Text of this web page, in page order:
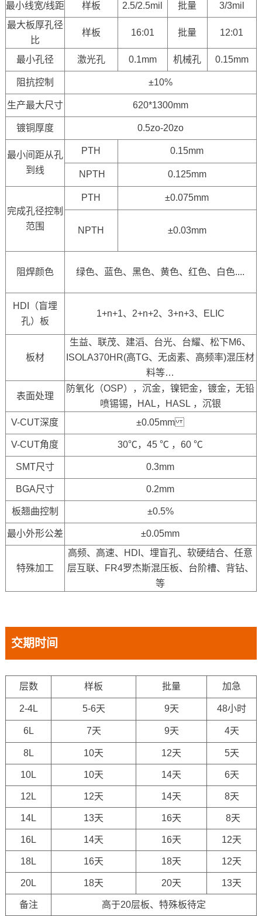
最小线宽/线距
样板 2.5/2.5mil 批量
3/3mil
最大板厚孔径
比
样板 16:01 批量 12:01
最小孔径 激光孔 0.1mm 机械孔 0.15mm
阻抗控制 ±10%
生产最大尺寸 620*1300mm
镀铜厚度 0.5zo-20zo
最小间距从孔
到线
PTH 0.15mm
NPTH 0.125mm
完成孔径控制
范围
PTH ±0.075mm
NPTH ±0.03mm
阻焊颜色 绿色、蓝色、黑色、黄色、红色、白色....
HDI（盲埋
孔）板
1+n+1、2+n+2、3+n+3、ELIC
板材
生益、联茂、建滔、台光、台耀、松下M6、
ISOLA370HR(高TG、无卤素、高频率)混压材
料等…
表面处理
防氧化（OSP），沉金，镍钯金，镀金，无铅
喷锡锡，HAL，HASL ，沉银
V-CUT深度
±0.05mm
V-CUT角度 30℃，45 ℃ ，60 ℃
SMT尺寸 0.3mm
BGA尺寸 0.2mm
板翘曲控制 ±0.5%
最小外形公差 ±0.05mm
特殊加工
高频、高速、HDI、埋盲孔、软硬结合、任意
层互联、FR4罗杰斯混压板、台阶槽、背钻、
等
交期时间
层数 样板 批量 加急
2-4L 5-6天 9天 48小时
6L 7天 9天 4天
8L 10天 12天 5天
10L 10天 14天 6天
12L 12天 14天 8天
14L 13天 16天 8天
16L 14天 16天 12天
18L 16天 18天 12天
20L 18天 20天 13天
备注 高于20层板、特殊板待定